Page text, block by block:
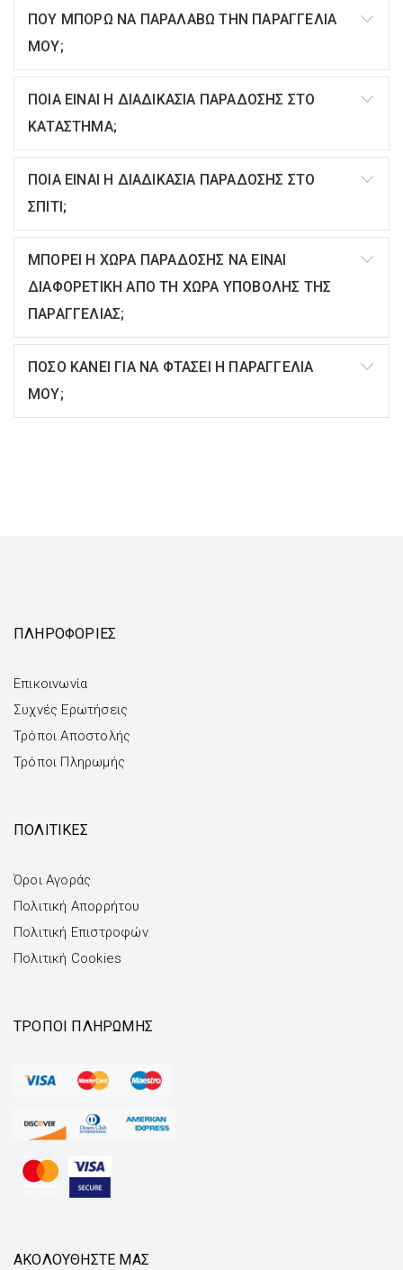
ΠΟΥ ΜΠΟΡΩ ΝΑ ΠΑΡΑΛΑΒΩ ΤΗΝ ΠΑΡΑΓΓΕΛΙΑ
ΜΟΥ;
ΠΟΙΑ ΕΙΝΑΙ Η ΔΙΑΔΙΚΑΣΙΑ ΠΑΡΑΔΟΣΗΣ ΣΤΟ
ΚΑΤΑΣΤΗΜΑ;
ΠΟΙΑ ΕΙΝΑΙ Η ΔΙΑΔΙΚΑΣΙΑ ΠΑΡΑΔΟΣΗΣ ΣΤΟ
ΣΠΙΤΙ;
ΜΠΟΡΕΙ Η ΧΩΡΑ ΠΑΡΑΔΟΣΗΣ ΝΑ ΕΙΝΑΙ
ΔΙΑΦΟΡΕΤΙΚΗ ΑΠΟ ΤΗ ΧΩΡΑ ΥΠΟΒΟΛΗΣ ΤΗΣ
ΠΑΡΑΓΓΕΛΙΑΣ;
ΠΟΣΟ ΚΑΝΕΙ ΓΙΑ ΝΑ ΦΤΑΣΕΙ Η ΠΑΡΑΓΓΕΛΙΑ
ΜΟΥ;
ΠΛΗΡΟΦΟΡΙΕΣ
Επικοινωνία
Συχνές Ερωτήσεις
Τρόποι Αποστολής
Τρόποι Πληρωμής
ΠΟΛΙΤΙΚΕΣ
Όροι Αγοράς
Πολιτική Απορρήτου
Πολιτική Επιστροφών
Πολιτική Cookies
ΤΡΌΠΟΙ ΠΛΗΡΩΜΉΣ
ΑΚΟΛΟΥΘΗΣΤΕ ΜΑΣ